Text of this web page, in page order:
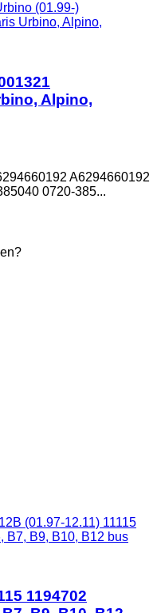
(01.99-)
Urbino, Alpino,
Alpino,
A6294660192
0720-385...
(01.97-12.11) 11115
B7, B9, B10, B12 bus
1194702